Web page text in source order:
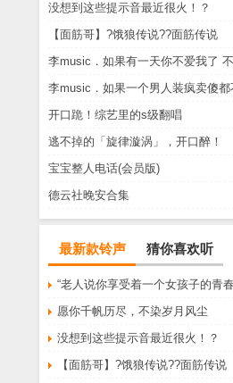
没想到这些提示音最近很火！？
【面筋哥】?饿狼传说??面筋传说
李music．如果有一天你不爱我了
李music．如果一个男人装疯卖傻
开口跪！综艺里的s级翻唱
逃不掉的「旋律漩涡」，开口醉！
宝宝整人电话(会员版)
德云社晚安合集
最新款铃声 猜你喜欢听
愿你千帆历尽，不染岁月风尘
没想到这些提示音最近很火！？
【面筋哥】?饿狼传说??面筋传说